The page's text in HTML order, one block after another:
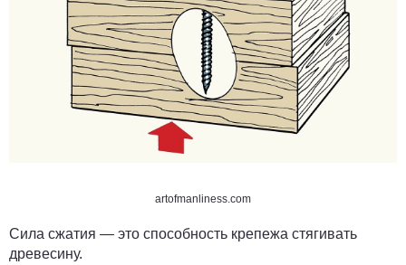
artofmanliness.com
Сила сжатия — это способность крепежа стягивать
древесину.